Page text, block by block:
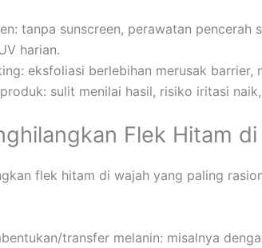
tanpa sunscreen, perawatan pencerah
harian.
eksfoliasi berlebihan merusak barrier,
sulit menilai hasil, risiko iritasi
Flek Hitam di
flek hitam di wajah yang paling
transfer melanin: misalnya